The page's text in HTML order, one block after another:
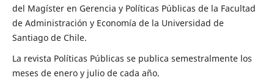
del Magíster en Gerencia y Políticas Públicas de la Facultad
de Administración y Economía de la Universidad de
Santiago de Chile.
La revista Políticas Públicas se publica semestralmente los
meses de enero y julio de cada año.